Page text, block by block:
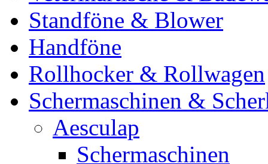
Standföne & Blower
Handföne
Rollhocker & Rollwagen
Schermaschinen &
Aesculap
Schermaschinen